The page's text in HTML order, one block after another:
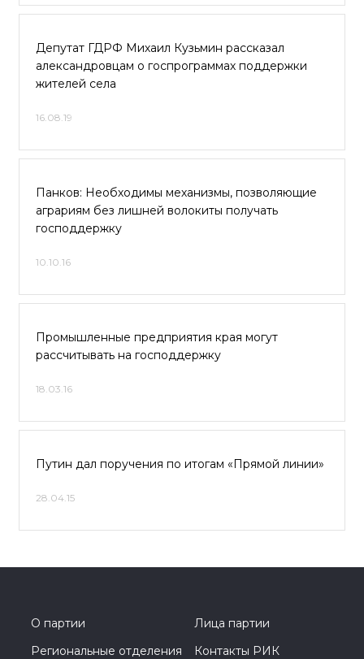
Депутат ГДРФ Михаил Кузьмин рассказал
александровцам о госпрограммах поддержки
жителей села
16.08.19
Панков: Необходимы механизмы, позволяющие
аграриям без лишней волокиты получать
господдержку
10.10.16
Промышленные предприятия края могут
рассчитывать на господдержку
18.03.16
Путин дал поручения по итогам «Прямой линии»
28.04.15
О партии
Лица партии
Региональные отделения
Контакты РИК